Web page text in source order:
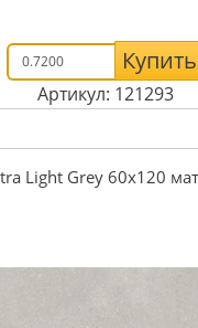
Купить
Артикул: 121293
Light Grey 60х120